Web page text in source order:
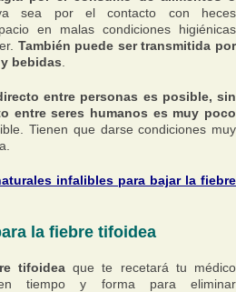
sea por el contacto con heces
en malas condiciones higiénicas
También puede ser transmitida por
bebidas
entre personas es posible, sin
entre seres humanos es muy poco
Tienen que darse condiciones muy
infalibles para bajar la fiebre
la fiebre tifoidea
tifoidea que te recetará tu médico
tiempo y forma para eliminar